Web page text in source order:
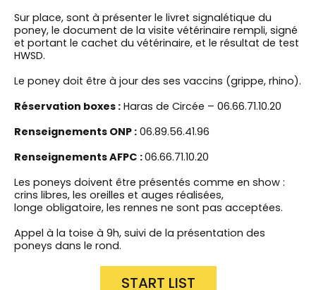
Sur place, sont à présenter le livret signalétique du
poney, le document de la visite vétérinaire rempli, signé
et portant le cachet du vétérinaire, et le résultat de test
HWSD.
Le poney doit être à jour des ses vaccins (grippe, rhino).
Réservation boxes : Haras de Circée – 06.66.71.10.20
Renseignements ONP : 06.89.56.41.96
Renseignements AFPC :06.66.71.10.20
Les poneys doivent être présentés comme en show :
crins libres, les oreilles et auges réalisées,
longe obligatoire, les rennes ne sont pas acceptées.
Appel à la toise à 9h, suivi de la présentation des
poneys dans le rond.
START LIST